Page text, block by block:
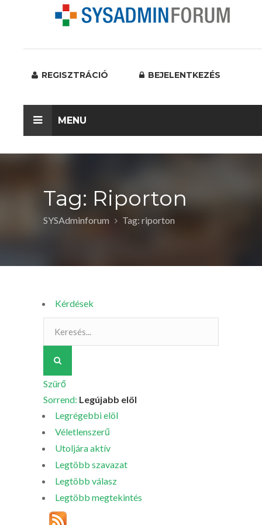
REGISZTRÁCIÓ BEJELENTKEZÉS
MENU
Tag: Riporton
SYSAdminforum Tag: riporton
Kérdések
Szürő
Sorrend: Legújabb elöl
Legrégebbi elöl
Véletlenszerű
Utoljára aktív
Legtöbb szavazat
Legtöbb válasz
Legtöbb megtekintés